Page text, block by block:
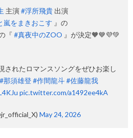
主演#浮所飛貴 出演
嵐をまきおこす 』の
『 #真夜中のZOO 』が決定🧡💙💜💚
されたロマンスソングをぜひお楽し
#那須雄登 #作間龍斗#佐藤龍我
pic.twitter.com/a1492ee4kA
May 24, 2026